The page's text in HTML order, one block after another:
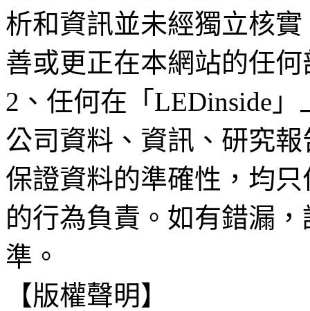
析和資訊並未經獨立核
善或更正在本網站的任
2、任何在「LEDinside
公司資料、資訊、研究
保證資料的準確性，均
的行為負責。如有錯漏
準。
【版權聲明】